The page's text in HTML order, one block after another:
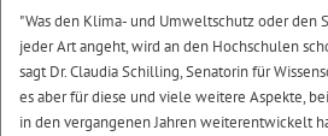
"Was den Klima- und Umweltschutz oder den
jeder Art angeht, wird an den Hochschulen
sagt Dr. Claudia Schilling, Senatorin für
es aber für diese und viele weitere Aspekte,
in den vergangenen Jahren weiterentwickelt